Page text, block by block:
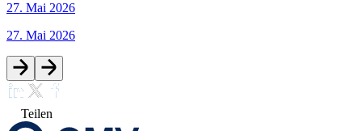
27. Mai 2026
27. Mai 2026
Teilen